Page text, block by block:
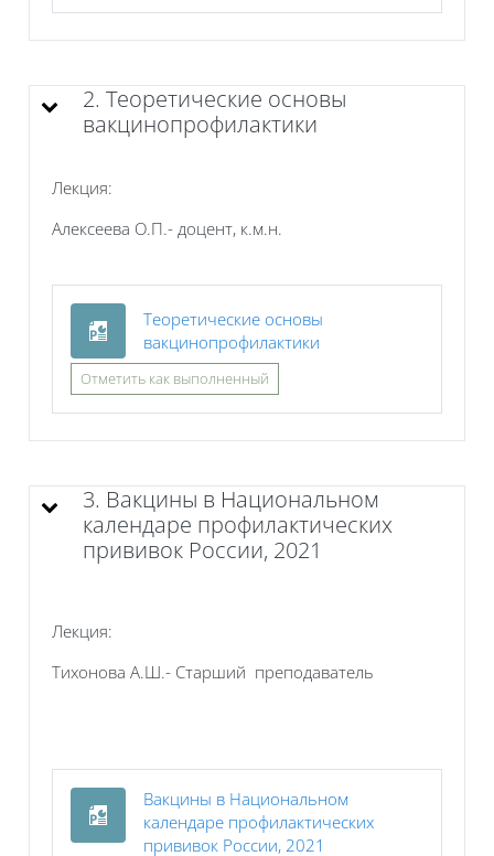
2. Теоретические основы
вакцинопрофилактики
Лекция:
Алексеева О.П.- доцент, к.м.н.
Теоретические основы
вакцинопрофилактики
Отметить как выполненный
3. Вакцины в Национальном
календаре профилактических
прививок России, 2021
Лекция:
Тихонова А.Ш.- Старший преподаватель
Вакцины в Национальном
календаре профилактических
прививок России, 2021